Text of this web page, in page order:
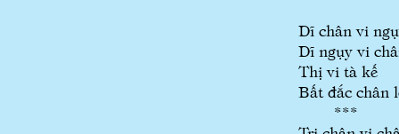
Dĩ chân vi
Dĩ ngụy vi
Thị vi tà kế
Bất đắc chân
***